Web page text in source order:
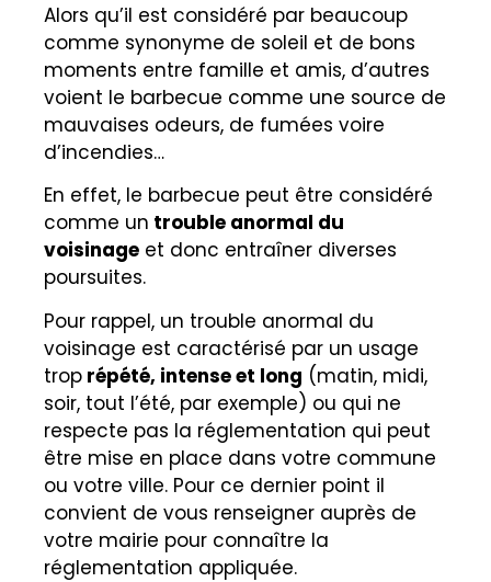
Alors qu’il est considéré par beaucoup
comme synonyme de soleil et de bons
moments entre famille et amis, d’autres
voient le barbecue comme une source de
mauvaises odeurs, de fumées voire
d’incendies…
En effet, le barbecue peut être considéré
comme un trouble anormal du
voisinage et donc entraîner diverses
poursuites.
Pour rappel, un trouble anormal du
voisinage est caractérisé par un usage
trop répété, intense et long (matin, midi,
soir, tout l’été, par exemple) ou qui ne
respecte pas la réglementation qui peut
être mise en place dans votre commune
ou votre ville. Pour ce dernier point il
convient de vous renseigner auprès de
votre mairie pour connaître la
réglementation appliquée.